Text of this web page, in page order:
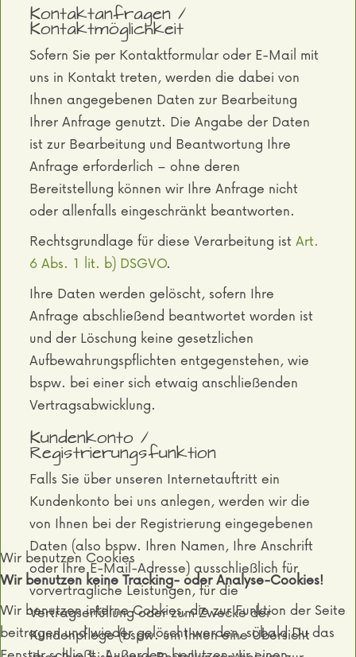
Kontaktanfragen /
Kontaktmöglichkeit
Sofern Sie per Kontaktformular oder E-Mail mit
uns in Kontakt treten, werden die dabei von
Ihnen angegebenen Daten zur Bearbeitung
Ihrer Anfrage genutzt. Die Angabe der Daten
ist zur Bearbeitung und Beantwortung Ihre
Anfrage erforderlich – ohne deren
Bereitstellung können wir Ihre Anfrage nicht
oder allenfalls eingeschränkt beantworten.
Rechtsgrundlage für diese Verarbeitung ist Art.
6 Abs. 1 lit. b) DSGVO.
Ihre Daten werden gelöscht, sofern Ihre
Anfrage abschließend beantwortet worden ist
und der Löschung keine gesetzlichen
Aufbewahrungspflichten entgegenstehen, wie
bspw. bei einer sich etwaig anschließenden
Vertragsabwicklung.
Kundenkonto /
Registrierungsfunktion
Falls Sie über unseren Internetauftritt ein
Kundenkonto bei uns anlegen, werden wir die
von Ihnen bei der Registrierung eingegebenen
Daten (also bspw. Ihren Namen, Ihre Anschrift
oder Ihre E-Mail-Adresse) ausschließlich für
vorvertragliche Leistungen, für die
Vertragserfüllung oder zum Zwecke der
Kundenpflege (bspw. um Ihnen eine Übersicht
Wir benutzen Cookies
Wir benutzen keine Tracking- oder Analyse-Cookies!
Wir benutzen interne Cookies, die zur Funktion der Seite
beitragen und wieder gelöscht werden, sobald Du das